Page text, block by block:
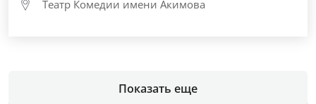
Театр Комедии имени Акимова
Показать еще